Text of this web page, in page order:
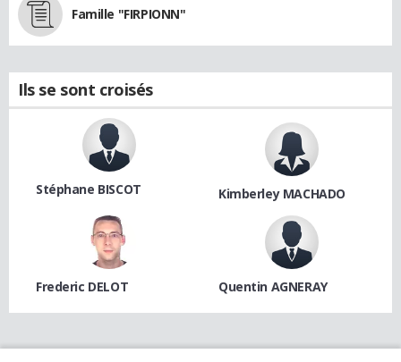
Famille "FIRPIONN"
Ils se sont croisés
Stéphane BISCOT Kimberley MACHADO
Frederic DELOT Quentin AGNERAY